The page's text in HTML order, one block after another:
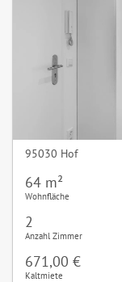
95030 Hof
64 m²
Wohnfläche
2
Anzahl Zimmer
671,00 €
Kaltmiete